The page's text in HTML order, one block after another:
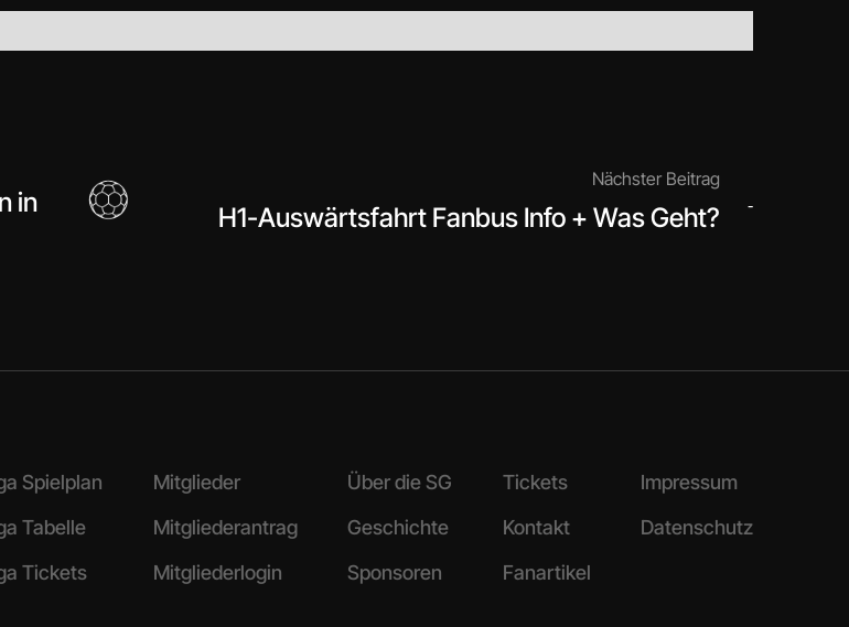
in
Nächster Beitrag
H1-Auswärtsfahrt Fanbus Info + Was Geht? -
Spielplan
Tabelle
Tickets
Mitglieder
Mitgliederantrag
Mitgliederlogin
Über die SG
Geschichte
Sponsoren
Tickets
Kontakt
Fanartikel
Impressum
Datenschutz